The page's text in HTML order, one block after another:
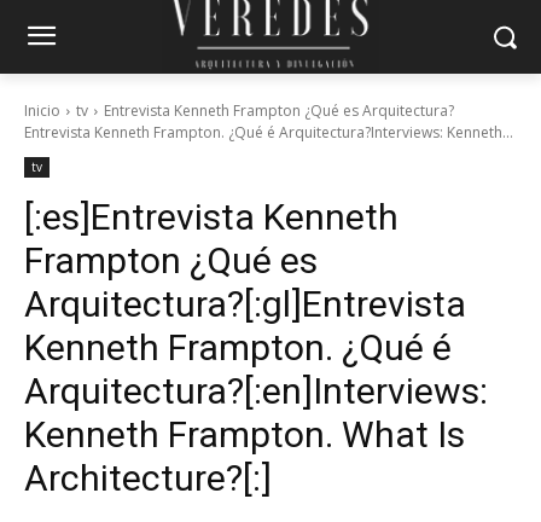
Inicio tv
Entrevista Kenneth Frampton ¿Qué es Arquitectura?
Entrevista Kenneth Frampton. ¿Qué é Arquitectura?Interviews: Kenneth...
tv
[:es]Entrevista Kenneth
Frampton ¿Qué es
Arquitectura?[:gl]Entrevista
Kenneth Frampton. ¿Qué é
Arquitectura?[:en]Interviews:
Kenneth Frampton. What Is
Architecture?[:]